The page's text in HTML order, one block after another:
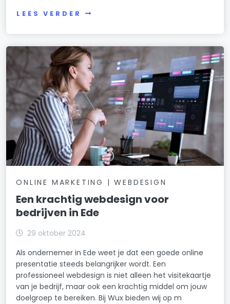
LEES VERDER
ONLINE MARKETING | WEBDESIGN
Een krachtig webdesign voor
bedrijven in Ede
29 oktober 2024
Als ondernemer in Ede weet je dat een goede online
presentatie steeds belangrijker wordt. Een
professioneel webdesign is niet alleen het visitekaartje
van je bedrijf, maar ook een krachtig middel om jouw
doelgroep te bereiken. Bij Wux bieden wij op m